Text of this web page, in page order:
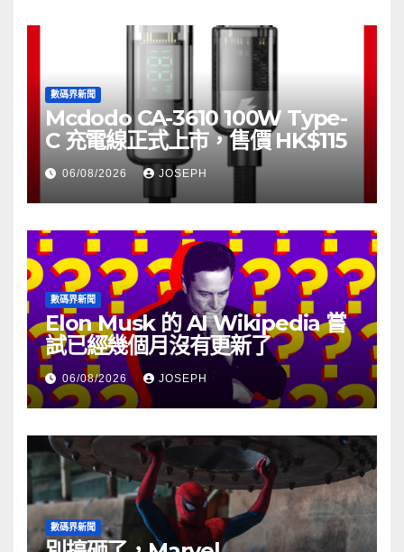
數碼界新聞
Mcdodo CA-3610 100W Type-
C 充電線正式上市，售價 HK$115
06/08/2026 JOSEPH
數碼界新聞
Elon Musk 的 AI Wikipedia 嘗
試已經幾個月沒有更新了
06/08/2026 JOSEPH
數碼界新聞